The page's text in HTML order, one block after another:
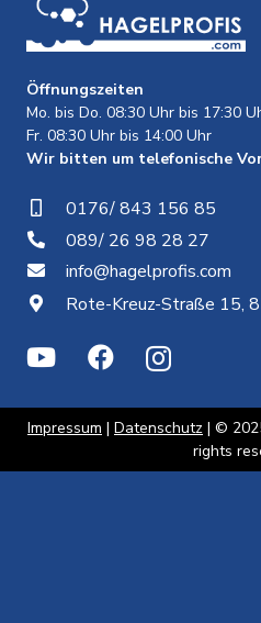
Öffnungszeiten
Mo. bis Do. 08:30 Uhr bis 17:30
Fr. 08:30 Uhr bis 14:00 Uhr
Wir bitten um telefonische
0176/ 843 156 85
089/ 26 98 28 27
info@hagelprofis.com
Rote-Kreuz-Straße 15,
Impressum | Datenschutz | ©
rights